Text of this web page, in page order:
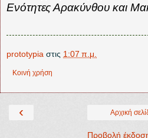
Ενότητες Αρακύνθου και
prototypia στις 1:07 π.μ.
Κοινή χρήση
‹ Αρχική
Προβολή